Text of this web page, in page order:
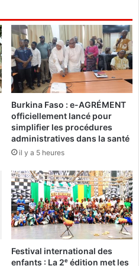
Burkina Faso : e-AGRÉMENT
officiellement lancé pour
simplifier les procédures
administratives dans la santé
il y a 5 heures
Festival international des
enfants : La 2ᵉ édition met les